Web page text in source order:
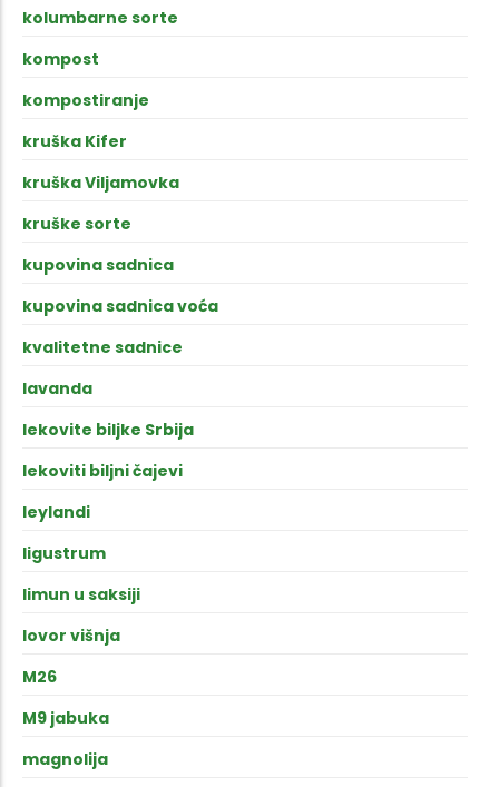
kolumbarne sorte
kompost
kompostiranje
kruška Kifer
kruška Viljamovka
kruške sorte
kupovina sadnica
kupovina sadnica voća
kvalitetne sadnice
lavanda
lekovite biljke Srbija
lekoviti biljni čajevi
leylandi
ligustrum
limun u saksiji
lovor višnja
M26
M9 jabuka
magnolija